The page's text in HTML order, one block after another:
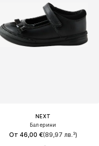
NEXT
Балерини
От 46,00 €(89,97 лв.³)